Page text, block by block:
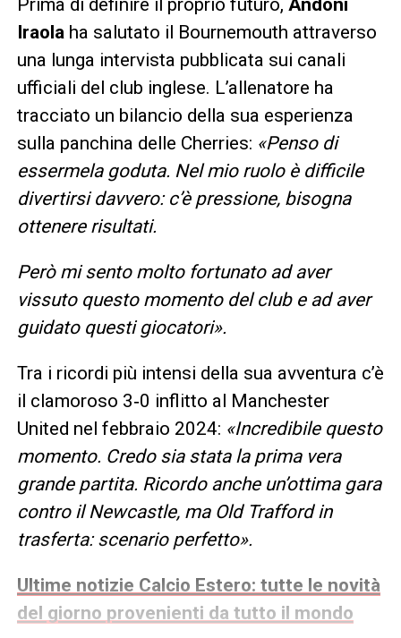
Iraola ha salutato il Bournemouth attraverso
una lunga intervista pubblicata sui canali
ufficiali del club inglese. L’allenatore ha
tracciato un bilancio della sua esperienza
sulla panchina delle Cherries: «Penso di
essermela goduta. Nel mio ruolo è difficile
divertirsi davvero: c’è pressione, bisogna
ottenere risultati.
Però mi sento molto fortunato ad aver
vissuto questo momento del club e ad aver
guidato questi giocatori».
Tra i ricordi più intensi della sua avventura c’è
il clamoroso 3‑0 inflitto al Manchester
United nel febbraio 2024: «Incredibile questo
momento. Credo sia stata la prima vera
grande partita. Ricordo anche un’ottima gara
contro il Newcastle, ma Old Trafford in
trasferta: scenario perfetto».
Ultime notizie Calcio Estero: tutte le novità
del giorno provenienti da tutto il mondo